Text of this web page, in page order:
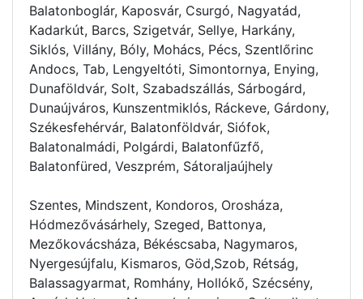
Balatonboglár, Kaposvár, Csurgó, Nagyatád,
Kadarkút, Barcs, Szigetvár, Sellye, Harkány,
Siklós, Villány, Bóly, Mohács, Pécs, Szentlőrinc
Andocs, Tab, Lengyeltóti, Simontornya, Enying,
Dunaföldvár, Solt, Szabadszállás, Sárbogárd,
Dunaújváros, Kunszentmiklós, Ráckeve, Gárdony,
Székesfehérvár, Balatonföldvár, Siófok,
Balatonalmádi, Polgárdi, Balatonfűzfő,
Balatonfüred, Veszprém, Sátoraljaújhely
Szentes, Mindszent, Kondoros, Orosháza,
Hódmezővásárhely, Szeged, Battonya,
Mezőkovácsháza, Békéscsaba, Nagymaros,
Nyergesújfalu, Kismaros, Göd,Szob, Rétság,
Balassagyarmat, Romhány, Hollókő, Szécsény,